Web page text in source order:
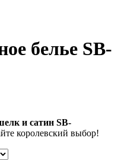
белье SB-
и сатин SB-
королевский выбор!